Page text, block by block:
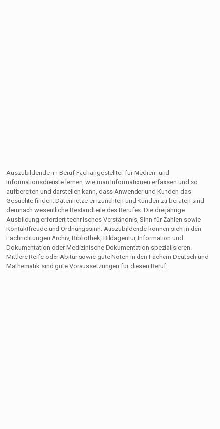
Auszubildende im Beruf Fachangestellter für Medien- und
Informationsdienste lernen, wie man Informationen erfassen und so
aufbereiten und darstellen kann, dass Anwender und Kunden das
Gesuchte finden. Datennetze einzurichten und Kunden zu beraten sind
demnach wesentliche Bestandteile des Berufes. Die dreijährige
Ausbildung erfordert technisches Verständnis, Sinn für Zahlen sowie
Kontaktfreude und Ordnungssinn. Auszubildende können sich in den
Fachrichtungen Archiv, Bibliothek, Bildagentur, Information und
Dokumentation oder Medizinische Dokumentation spezialisieren.
Mittlere Reife oder Abitur sowie gute Noten in den Fächern Deutsch und
Mathematik sind gute Voraussetzungen für diesen Beruf.